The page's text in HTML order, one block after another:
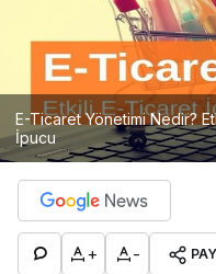
E-Ticaret Yönetimi Nedir?
İpucu
+ -